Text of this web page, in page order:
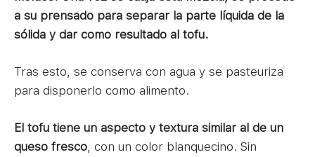
a su prensado para separar la parte líquida de la
sólida y dar como resultado al tofu.
Tras esto, se conserva con agua y se pasteuriza
para disponerlo como alimento.
El tofu tiene un aspecto y textura similar al de un
queso fresco , con un color blanquecino. Sin